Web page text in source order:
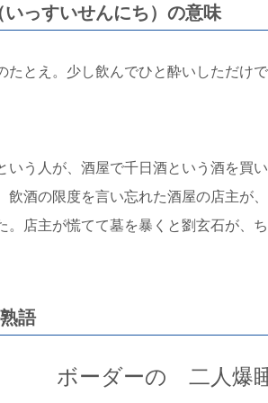
いっすいせんにち）の意味
たとえ。少し飲んでひと酔いしただけ
いう人が、酒屋で千日酒という酒を買
飲酒の限度を言い忘れた酒屋の店主が
。店主が慌てて墓を暴くと劉玄石が、
語
ボーダーの 二人爆